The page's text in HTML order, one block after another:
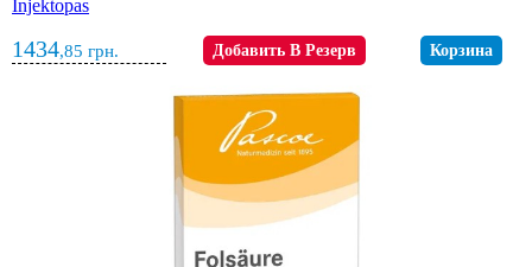
Injektopas
1434,85 грн. Добавить В Резерв Корзина